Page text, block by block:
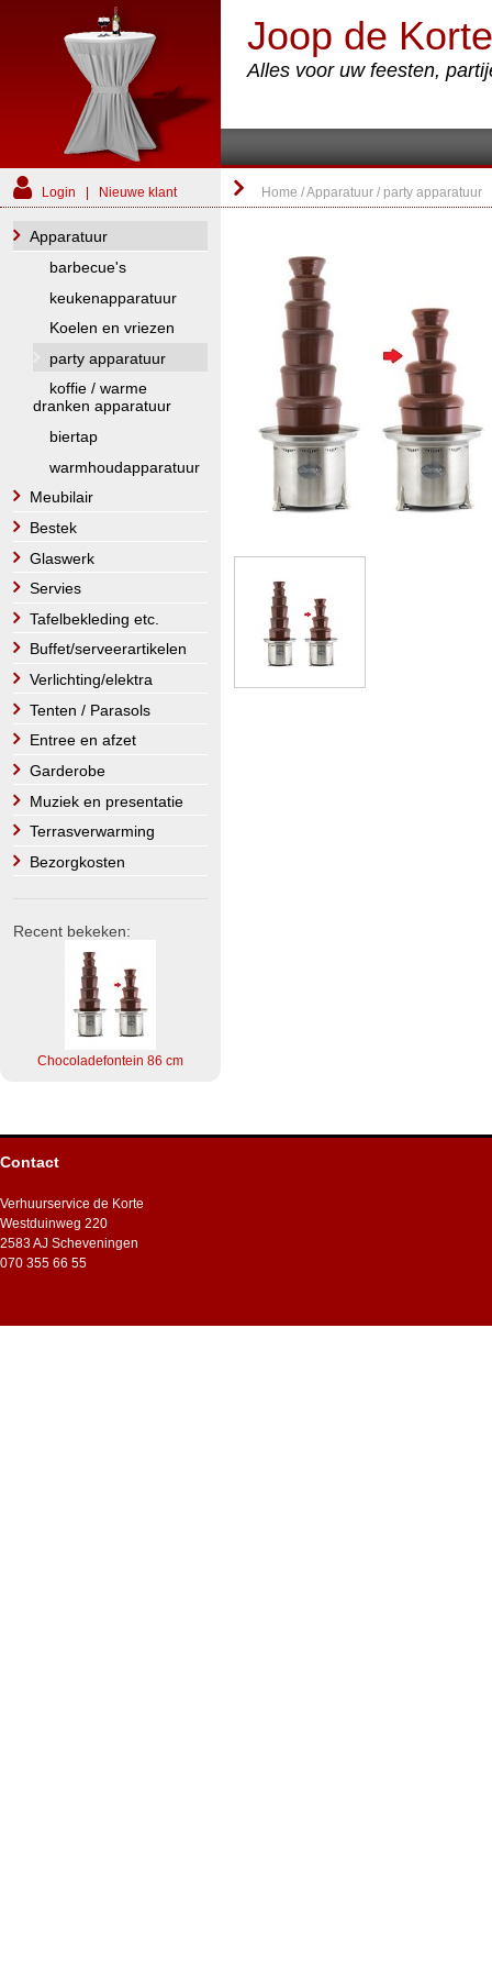
Joop de
Alles voor uw feesten,
Login Nieuwe klant Home /Apparatuur / party apparatuur
Apparatuur
barbecue's
keukenapparatuur
Koelen en vriezen
party apparatuur
koffie / warme
dranken apparatuur
biertap
warmhoudapparatuur
Meubilair
Bestek
Glaswerk
Servies
Tafelbekleding etc.
Buffet/serveerartikelen
Verlichting/elektra
Tenten / Parasols
Entree en afzet
Garderobe
Muziek en presentatie
Terrasverwarming
Bezorgkosten
Recent bekeken:
Chocoladefontein 86 cm
Contact
Verhuurservice de Korte
Westduinweg 220
2583 AJ Scheveningen
070 355 66 55